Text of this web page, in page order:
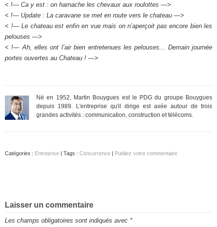
< !— Ca y est : on harnache les chevaux aux roulottes —>
< !— Update : La caravane se met en route vers le chateau —>
< !— Le chateau est enfin en vue mais on n’aperçoit pas encore bien les
pelouses —>
< !— Ah, elles ont l’air bien entretenues les pelouses... Demain journée
portes ouvertes au Chateau ! —>
Né en 1952, Martin Bouygues est le PDG du groupe Bouygues
depuis 1989. L'entreprise qu'il dirige est axée autour de trois
grandes activités : communication, construction et télécoms.
Catégories : Entreprise | Tags : Concurrence | Publiez votre commentaire
Laisser un commentaire
Les champs obligatoires sont indiqués avec *